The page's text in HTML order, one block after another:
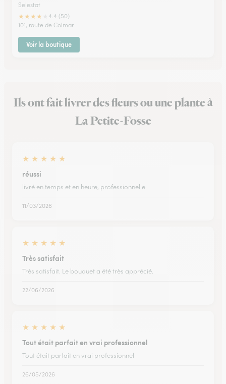
Selestat
★★★★
4.4 (50)
101, route de Colmar
Voir la boutique
Ils ont fait livrer des fleurs ou une plante à
La Petite-Fosse
★ ★ ★ ★ ★
réussi
livré en temps et en heure, professionnelle
11/03/2026
★ ★ ★ ★ ★
Très satisfait
Très satisfait. Le bouquet a été très apprécié.
22/06/2026
★ ★ ★ ★ ★
Tout était parfait en vrai professionnel
Tout était parfait en vrai professionnel
26/05/2026